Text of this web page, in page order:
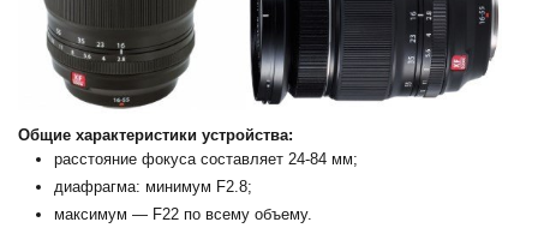
Общие характеристики устройства:
расстояние фокуса составляет 24-84 мм;
диафрагма: минимум F2.8;
максимум — F22 по всему объему.